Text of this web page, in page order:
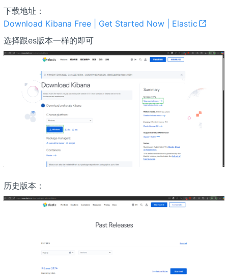
下载地址：
Download Kibana Free | Get Started Now | Elastic
选择跟es版本一样的即可
历史版本：